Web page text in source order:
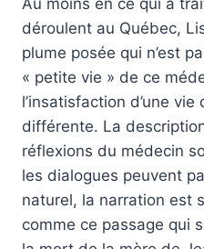
déroulent au Québec,
plume posée qui n’est
« petite vie » de ce
l’insatisfaction d’une vie
différente. La
réflexions du médecin
les dialogues peuvent
naturel, la narration est
comme ce passage qui